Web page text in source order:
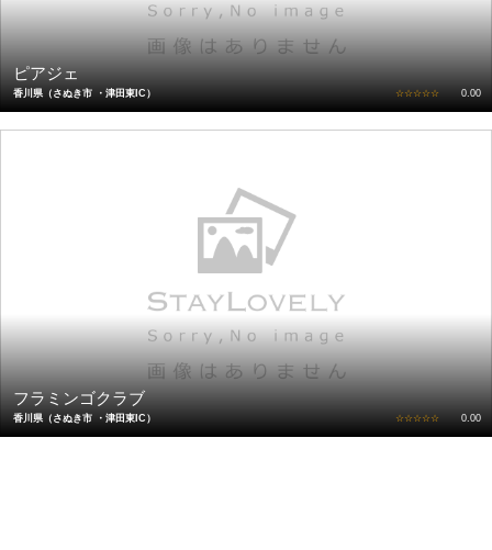
ピアジェ
香川県（さぬき市 ・津田東IC） ☆☆☆☆☆ 0.00
フラミンゴクラブ
香川県（さぬき市 ・津田東IC） ☆☆☆☆☆ 0.00